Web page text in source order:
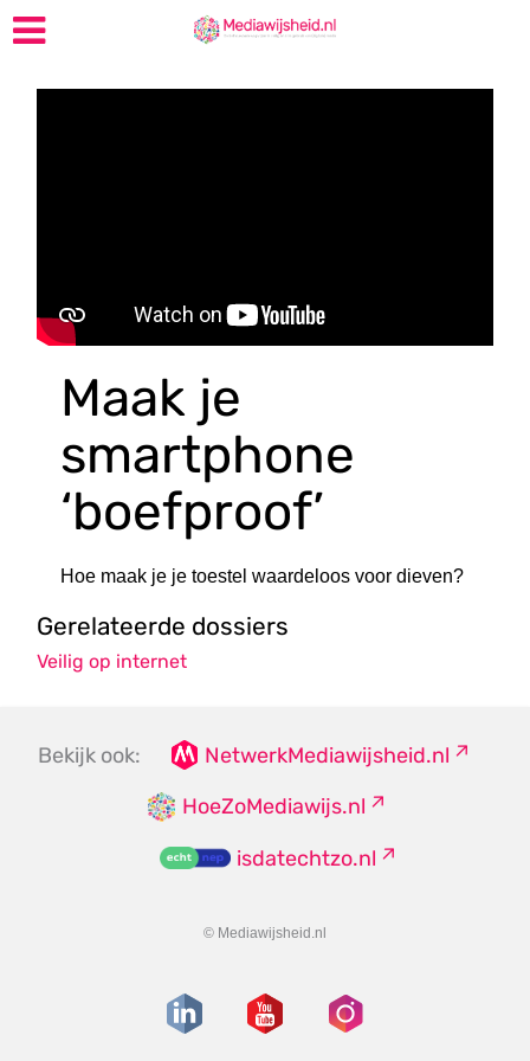
Maak je
smartphone
‘boefproof’
Hoe maak je je toestel waardeloos voor dieven?
Gerelateerde dossiers
Veilig op internet
Bekijk ook:
NetwerkMediawijsheid.nl
HoeZoMediawijs.nl
isdatechtzo.nl
© Mediawijsheid.nl